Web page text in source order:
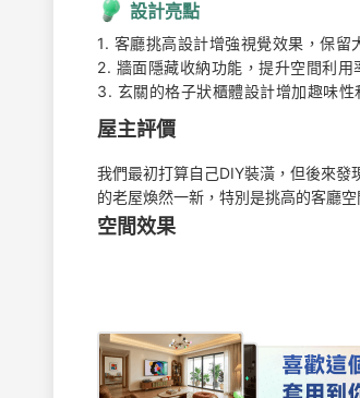
設計亮點
1. 客廳挑高設計增強視覺效果，保留
2. 牆面隱藏收納功能，提升空間利用
3. 玄關的格子狀櫃體設計增加趣味性
屋主評價
我們最初打算自己DIY裝潢，但後來發
的老屋煥然一新，特別是挑高的客廳空
空間效果